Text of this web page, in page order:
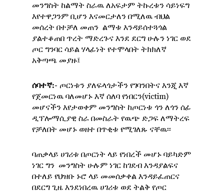
መንግስት ከልማት ስራዉ ለአፍታም ትኩረቱን ሳይነፍግ
እየተዋጋንም ቢሆን እናመርታለን በሚለዉ ብህል
መሰረት በተቻለ መጠን ልማቱ እንዳይሰተጓጎል
ያልተቆጠበ ጥረት ማድረጉና እንደ ደርግ ሁሉን ነገር ወደ
ጦር ግንባር ሳይል ሃላፊነት የተሞላበት ትክክለኛ
አቅጣጫ መያዙ፤
ሰባተኛ:- ጦርነቱን ያለፍላጎታችን የገባንበትና እንጂ እኛ
የጀመርነዉ ባለመሆኑ እኛ ሰለባ የነበርን(victim)
መሆናችን እየታወቀም መንግስት ከጦርነቱ ጎን ለጎን ሰፊ
ዲፕሎማሲያዊ ስራ በመስራት የዉጭ ድጋፍ ለማትረፍ
የቻለበት መሆኑ ወዘተ በጥቂቱ የሚገለጹ ናቸዉ፡፡
ባጠቃላይ ሀገሪቱ በጦርነት ላይ የነበረች መሆኑ ባይካድም
ነገር ግን መንግስት ሁሉም ነገር ከገደብ እንዳያልፍና
በተለይ የህዝቡ ኑሮ ላይ መመሰቃቀል እንዳይፈጠርና
በደርግ ጊዜ እንደነበረዉ ሀገሪቱ ወደ ትልቅ የጦር